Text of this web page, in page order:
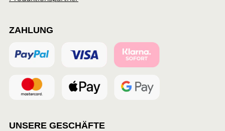
ZAHLUNG
UNSERE GESCHÄFTE